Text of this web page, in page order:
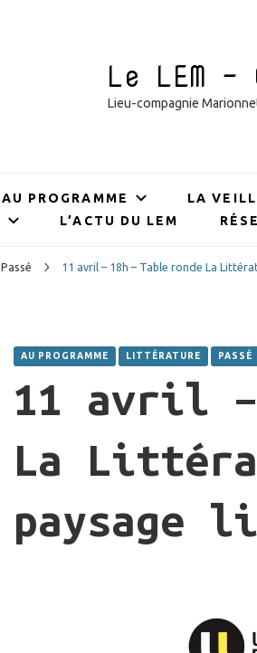
Le LEM
Lieu-compagnie
AU PROGRAMME LA
L’ACTU DU LEM
Passé 11 avril – 18h – Table ronde La
AU PROGRAMME LITTÉRATURE PASSÉ
11 avril –
La
paysage